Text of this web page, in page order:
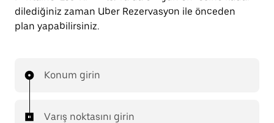
dilediğiniz zaman Uber Rezervasyon ile önceden
plan yapabilirsiniz.
Konum girin
Varış noktasını girin